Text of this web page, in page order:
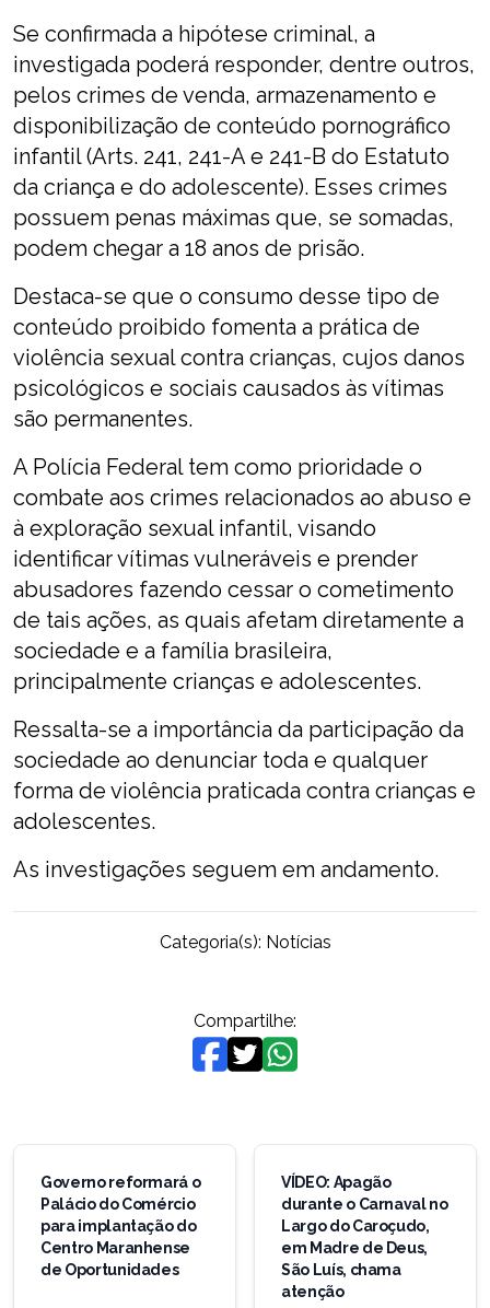
Se confirmada a hipótese criminal, a
investigada poderá responder, dentre outros,
pelos crimes de venda, armazenamento e
disponibilização de conteúdo pornográfico
infantil (Arts. 241, 241-A e 241-B do Estatuto
da criança e do adolescente). Esses crimes
possuem penas máximas que, se somadas,
podem chegar a 18 anos de prisão.
Destaca-se que o consumo desse tipo de
conteúdo proibido fomenta a prática de
violência sexual contra crianças, cujos danos
psicológicos e sociais causados às vítimas
são permanentes.
A Polícia Federal tem como prioridade o
combate aos crimes relacionados ao abuso e
à exploração sexual infantil, visando
identificar vítimas vulneráveis e prender
abusadores fazendo cessar o cometimento
de tais ações, as quais afetam diretamente a
sociedade e a família brasileira,
principalmente crianças e adolescentes.
Ressalta-se a importância da participação da
sociedade ao denunciar toda e qualquer
forma de violência praticada contra crianças e
adolescentes.
As investigações seguem em andamento.
Categoria(s): Notícias
Compartilhe:
Navegação
Post
Governo reformará o
Palácio do Comércio
para implantação do
Centro Maranhense
de Oportunidades
VÍDEO: Apagão
durante o Carnaval no
Largo do Caroçudo,
em Madre de Deus,
São Luís, chama
atenção